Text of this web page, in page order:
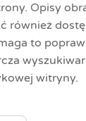
Opisy
również
to
witryny.